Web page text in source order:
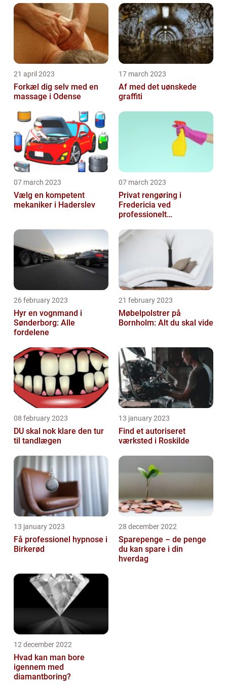
21 april 2023
Forkæl dig selv med en
massage i Odense
17 march 2023
Af med det uønskede
graffiti
07 march 2023
Vælg en kompetent
mekaniker i Haderslev
07 march 2023
Privat rengøring i
Fredericia ved
professionelt
26 february 2023
Hyr en vognmand i
Sønderborg: Alle
fordelene
21 february 2023
Møbelpolstrer på
Bornholm: Alt du skal vide
08 february 2023
DU skal nok klare den tur
til tandlægen
13 january 2023
Find et autoriseret
værksted i Roskilde
13 january 2023
Få professionel hypnose i
Birkerød
28 december 2022
Sparepenge – de penge
du kan spare i din
hverdag
12 december 2022
Hvad kan man bore
igennem med
diamantboring?